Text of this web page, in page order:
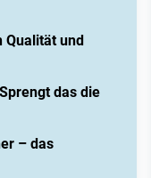
Qualität und
das die
– das